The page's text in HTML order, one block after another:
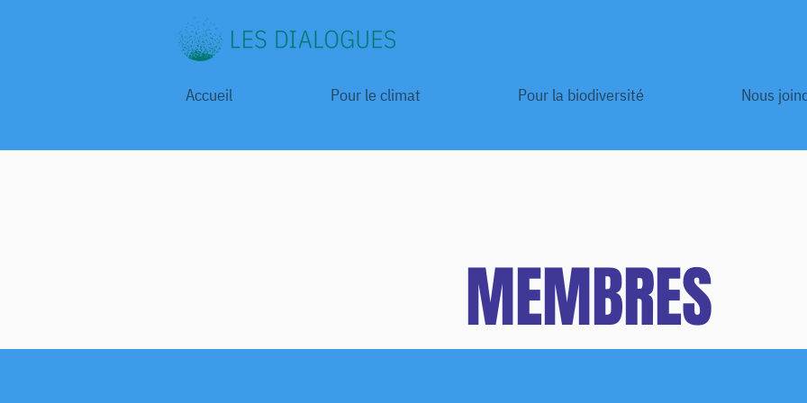
Accueil Pour le climat Pour la biodiversité Nous
MEMBRES